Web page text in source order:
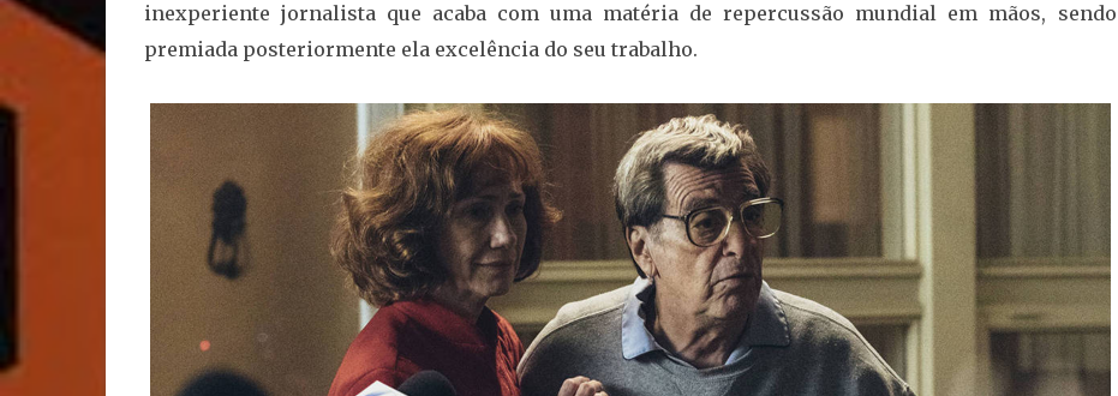
inexperiente jornalista que acaba com uma matéria de repercussão mundial em mãos, sendo
premiada posteriormente ela excelência do seu trabalho.